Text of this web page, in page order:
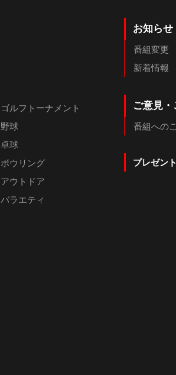
ゴルフトーナメント
野球
卓球
ボウリング
アウトドア
バラエティ
お知らせ
番組変更
新着情報
ご意見・
番組への
プレゼント